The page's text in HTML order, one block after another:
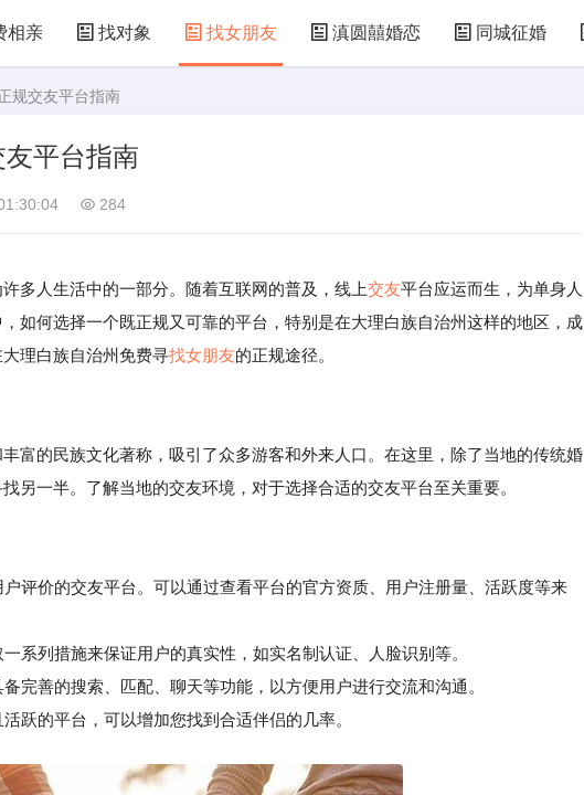
相亲 找对象 找女朋友 滇圆囍婚恋 同城征婚
规交友平台指南
平台指南
284
多人生活中的一部分。随着互联网的普及，线上交友平台应运而生，为单身人
如何选择一个既正规又可靠的平台，特别是在大理白族自治州这样的地区，成
理白族自治州免费寻找女朋友的正规途径。
富的民族文化著称，吸引了众多游客和外来人口。在这里，除了当地的传统婚
另一半。了解当地的交友环境，对于选择合适的交友平台至关重要。
评价的交友平台。可以通过查看平台的官方资质、用户注册量、活跃度等来
列措施来保证用户的真实性，如实名制认证、人脸识别等。
善的搜索、匹配、聊天等功能，以方便用户进行交流和沟通。
的平台，可以增加您找到合适伴侣的几率。